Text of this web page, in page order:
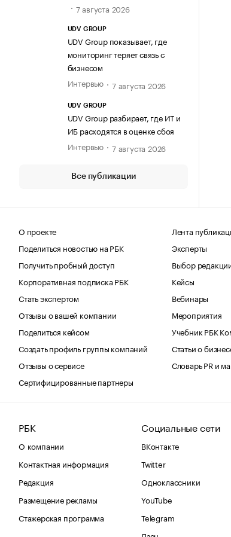
7 августа 2026
UDV GROUP
UDV Group показывает, где
мониторинг теряет связь с
бизнесом
Интервью
7 августа 2026
UDV GROUP
UDV Group разбирает, где ИТ и
ИБ расходятся в оценке сбоя
Интервью
7 августа 2026
Все публикации
О проекте
Поделиться новостью на РБК
Получить пробный доступ
Корпоративная подписка РБК
Стать экспертом
Отзывы о вашей компании
Поделиться кейсом
Создать профиль группы компаний
Отзывы о сервисе
Сертифицированные партнеры
Лента
Эксперты
Выбор
Кейсы
Вебинары
Мероприятия
Учебник РБК
Статьи о
Словарь PR и
РБК
О компании
Контактная информация
Редакция
Размещение рекламы
Стажерская программа
Социальные сети
ВКонтакте
Twitter
Одноклассники
YouTube
Telegram